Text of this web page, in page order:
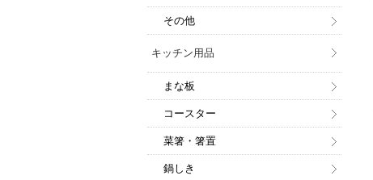
その他
キッチン用品
まな板
コースター
菜箸・箸置
鍋しき